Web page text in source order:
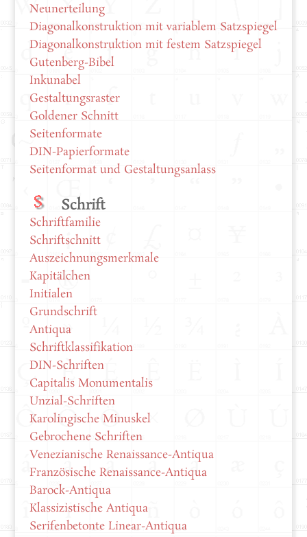
Neunerteilung
Diagonalkonstruktion mit variablem Satzspiegel
Diagonalkonstruktion mit festem Satzspiegel
Gutenberg-Bibel
Inkunabel
Gestaltungsraster
Goldener Schnitt
Seitenformate
DIN-Papierformate
Seitenformat und Gestaltungsanlass
Schrift
Schriftfamilie
Schriftschnitt
Auszeichnungsmerkmale
Kapitälchen
Initialen
Grundschrift
Antiqua
Schriftklassifikation
DIN-Schriften
Capitalis Monumentalis
Unzial-Schriften
Karolingische Minuskel
Gebrochene Schriften
Venezianische Renaissance-Antiqua
Französische Renaissance-Antiqua
Barock-Antiqua
Klassizistische Antiqua
Serifenbetonte Linear-Antiqua